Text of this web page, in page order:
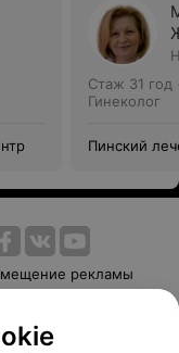
Стаж 31 год
Гинеколог
Пинский
рекламы
оплаты